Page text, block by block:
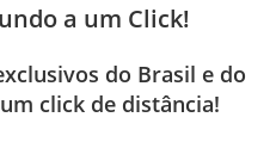
a um Click!
do Brasil e do
click de distância!